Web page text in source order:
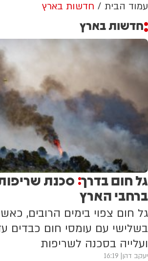
עמוד הבית חדשות בארץ
חדשות בארץ
גל חום בדרך: סכנת
ברחבי הארץ
גל חום צפוי בימים הרובים,
בשלישי עם עומסי חום כבדים
ועלייה בסכנה לשריפות
יעקב דהן 16:19